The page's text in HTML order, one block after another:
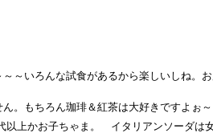
いろんな試食があるから楽しいしね。
もちろん珈琲＆紅茶は大好きですよぉ～
上かお子ちゃま。 イタリアンソーダ